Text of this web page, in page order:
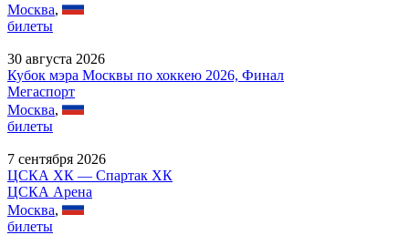
Москва,
билеты
30 августа 2026
Кубок мэра Москвы по хоккею 2026, Финал
Мегаспорт
Москва,
билеты
7 сентября 2026
ЦСКА ХК — Спартак ХК
ЦСКА Арена
Москва,
билеты